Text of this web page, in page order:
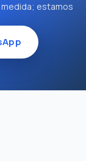
medida; estamos